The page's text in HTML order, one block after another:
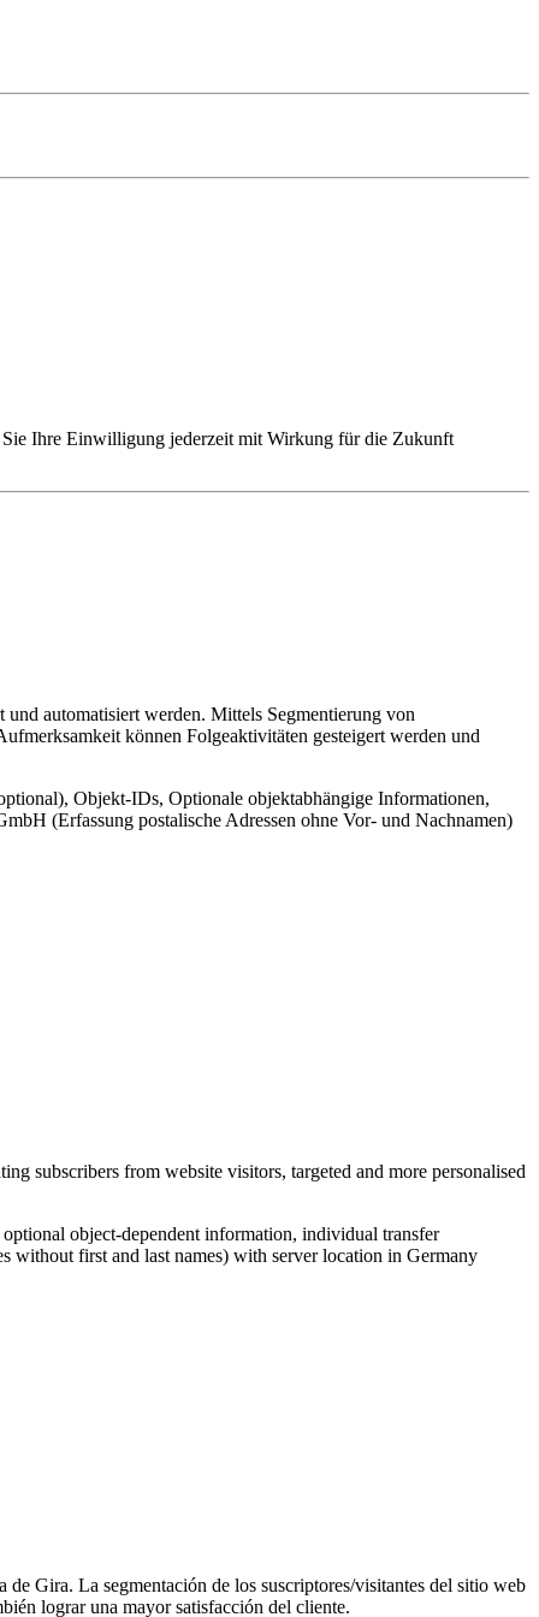
Ihre Einwilligung jederzeit mit Wirkung für die Zukunft
automatisiert werden. Mittels Segmentierung von
können Folgeaktivitäten gesteigert werden und
Objekt-IDs, Optionale objektabhängige Informationen,
(Erfassung postalische Adressen ohne Vor- und Nachnamen)
subscribers from website visitors, targeted and more personalised
object-dependent information, individual transfer
without first and last names) with server location in Germany
Gira. La segmentación de los suscriptores/visitantes del sitio web
lograr una mayor satisfacción del cliente.